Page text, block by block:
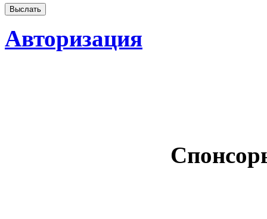
Авторизация